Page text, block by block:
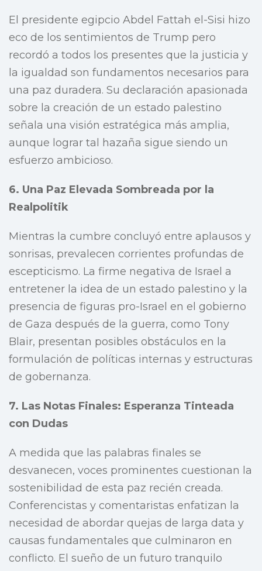
El presidente egipcio Abdel Fattah el-Sisi hizo
eco de los sentimientos de Trump pero
recordó a todos los presentes que la justicia y
la igualdad son fundamentos necesarios para
una paz duradera. Su declaración apasionada
sobre la creación de un estado palestino
señala una visión estratégica más amplia,
aunque lograr tal hazaña sigue siendo un
esfuerzo ambicioso.
6. Una Paz Elevada Sombreada por la
Realpolitik
Mientras la cumbre concluyó entre aplausos y
sonrisas, prevalecen corrientes profundas de
escepticismo. La firme negativa de Israel a
entretener la idea de un estado palestino y la
presencia de figuras pro-Israel en el gobierno
de Gaza después de la guerra, como Tony
Blair, presentan posibles obstáculos en la
formulación de políticas internas y estructuras
de gobernanza.
7. Las Notas Finales: Esperanza Tinteada
con Dudas
A medida que las palabras finales se
desvanecen, voces prominentes cuestionan la
sostenibilidad de esta paz recién creada.
Conferencistas y comentaristas enfatizan la
necesidad de abordar quejas de larga data y
causas fundamentales que culminaron en
conflicto. El sueño de un futuro tranquilo